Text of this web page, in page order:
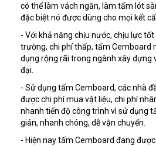
có thể làm vách ngăn, làm tấm lót
đặc biệt nó được dùng cho mọi kết
- Với khả năng chịu nước, chịu lực
trường, chi phí thấp, tấm Cemboard
dụng rộng rãi trong ngành xây dựng
đại.
- Sử dụng tấm Cemboard, các nhà
được chi phí mua vật liệu, chi phí
nhanh tiến độ công trình vì sử dụng
giản, nhanh chóng, dễ vận chuyển.
- Hiện nay tấm Cemboard đang